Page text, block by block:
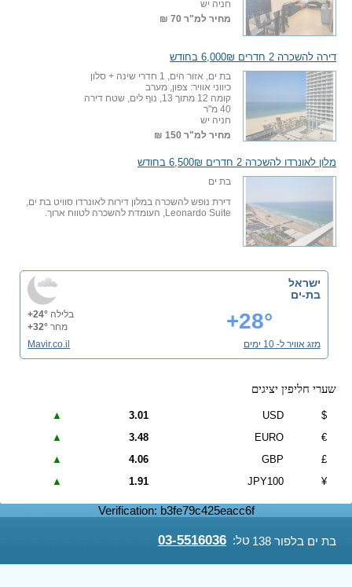
בת ים בלפור 138 טל: 03-5516036
חניה יש
מחיר למ"ר 70 ₪
דירה להשכרה 2 חדרים 6,000₪ בחודש
בת ים, אזור הים, 1 חדרי שינה + סלון
כיווני אוויר: צפון, מערב
קומה 12 מתוך 13, נוף לים, שטח דירה
40 מ"ר
חניה יש
מחיר למ"ר 150 ₪
מלון לאונרדו להשכרה 2 חדרים 6,500₪ בחודש
בת ים
דירת נופש להשכרה במלון דירות לאונרדו סוויט בת ים,
Leonardo Suite, העומדת להשכרה לטווח ארוך.
ישראל
בת-ים
+28° בלילה +24°
מחר +32°
מזג אוויר ל- 10 ימים
Mavir.co.il
שערי חליפין יציגים
$
USD
3.01
▲
€
EURO
3.48
▲
£
GBP
4.06
▲
¥
JPY100
1.91
▲
Verification: b3fe79c425eacc6f